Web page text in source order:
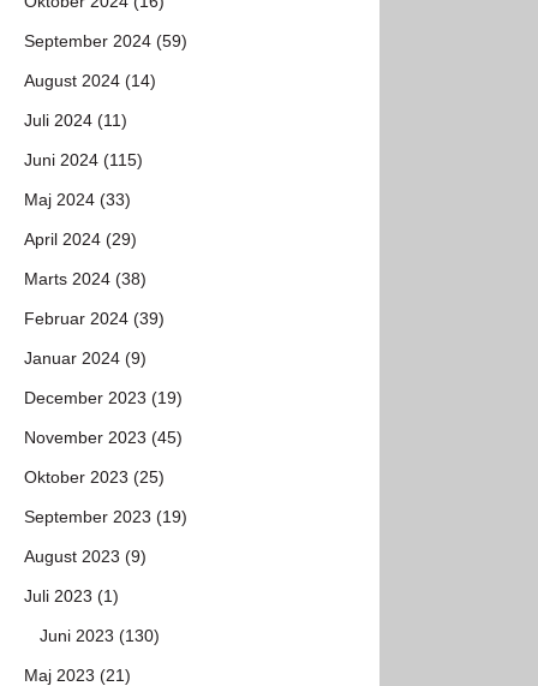
September 2024 (59)
August 2024 (14)
Juli 2024 (11)
Juni 2024 (115)
Maj 2024 (33)
April 2024 (29)
Marts 2024 (38)
Februar 2024 (39)
Januar 2024 (9)
December 2023 (19)
November 2023 (45)
Oktober 2023 (25)
September 2023 (19)
August 2023 (9)
Juli 2023 (1)
Juni 2023 (130)
Maj 2023 (21)